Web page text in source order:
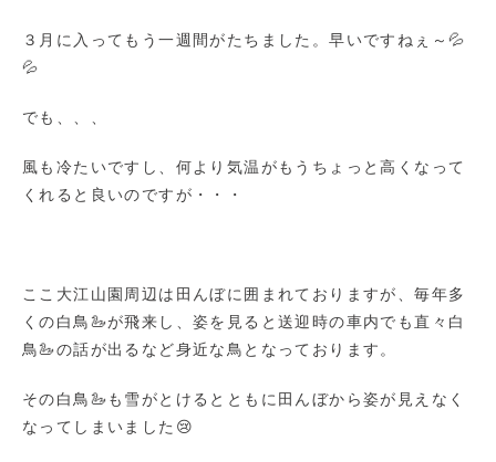
３月に入ってもう一週間がたちました。早いですねぇ～💦
💦
でも、、、
風も冷たいですし、何より気温がもうちょっと高くなって
くれると良いのですが・・・
ここ大江山園周辺は田んぼに囲まれておりますが、毎年多
くの白鳥🦢が飛来し、姿を見ると送迎時の車内でも直々白
鳥🦢の話が出るなど身近な鳥となっております。
その白鳥🦢も雪がとけるとともに田んぼから姿が見えなく
なってしまいました😢